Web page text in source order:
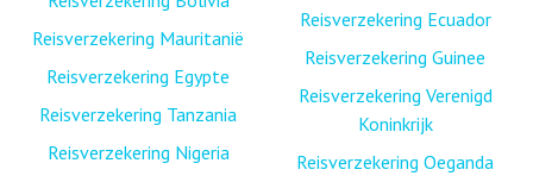
Reisverzekering Mauritanië
Reisverzekering Egypte
Reisverzekering Tanzania
Reisverzekering Nigeria
Reisverzekering Ecuador
Reisverzekering Guinee
Reisverzekering Verenigd
Koninkrijk
Reisverzekering Oeganda